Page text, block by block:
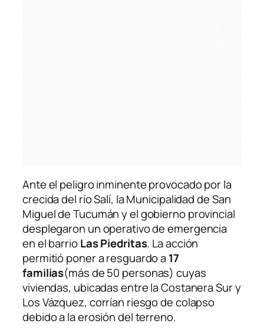
Ante el peligro inminente provocado por la
crecida del río Salí, la Municipalidad de San
Miguel de Tucumán y el gobierno provincial
desplegaron un operativo de emergencia
en el barrioLas Piedritas. La acción
permitió poner a resguardo a17
familias(más de 50 personas) cuyas
viviendas, ubicadas entre la Costanera Sur y
Los Vázquez, corrían riesgo de colapso
debido a la erosión del terreno.